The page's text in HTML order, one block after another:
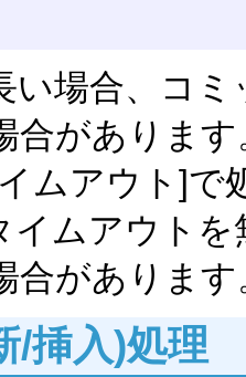
い場合、コ
合がありま
ムアウト]で
イムアウト
合があります
/挿入)処理